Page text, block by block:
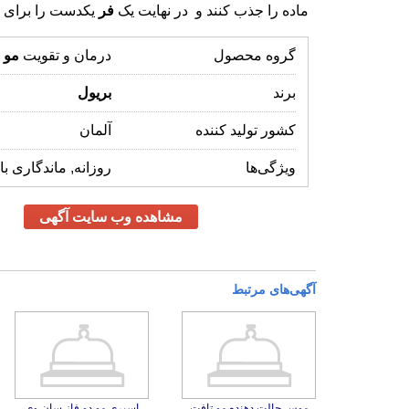
ماده را جذب کنند و در نهایت یک فر یکدست را برای
گروه محصول درمان و تقویت مو
برند بریول
کشور تولید کننده آلمان
ویژگی‌ها روزانه, ماندگاری
مشاهده وب سایت آگهی
آگهی‌های مرتبط